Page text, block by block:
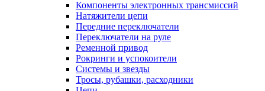
Компоненты электронных трансмиссий
Натяжители цепи
Передние переключатели
Переключатели на руле
Ременной привод
Рокринги и успокоители
Системы и звезды
Тросы, рубашки, расходники